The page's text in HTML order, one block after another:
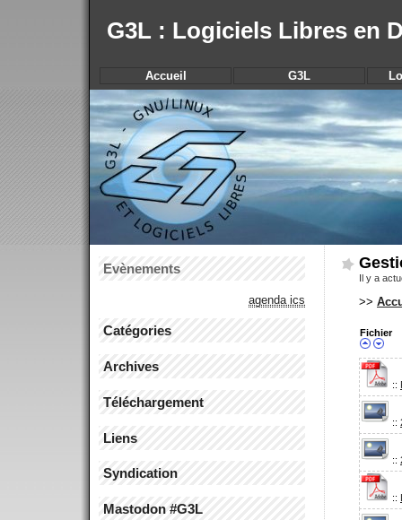
G3L : Logiciels Libres en
Il y a
>>
Fichier
::
::
::
::
Accueil G3L
Evènements
agenda ics
Catégories
Archives
Téléchargement
Liens
Syndication
Mastodon #G3L